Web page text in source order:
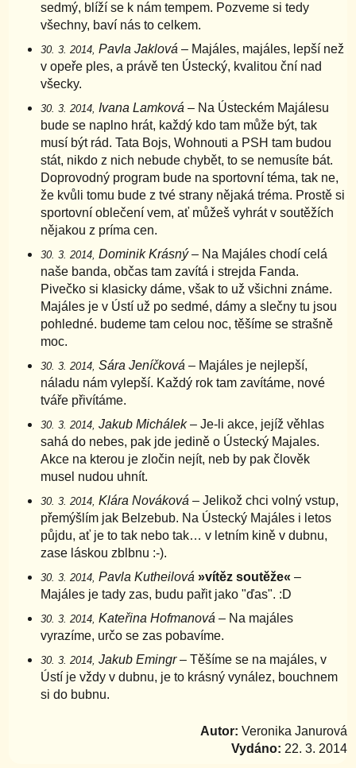
sedmý, blíží se k nám tempem. Pozveme si tedy
všechny, baví nás to celkem.
30. 3. 2014, Pavla Jaklová – Majáles, majáles, lepší než
v opeře ples, a právě ten Ústecký, kvalitou ční nad
všecky.
30. 3. 2014, Ivana Lamková – Na Ústeckém Majálesu
bude se naplno hrát, každý kdo tam může být, tak
musí být rád. Tata Bojs, Wohnouti a PSH tam budou
stát, nikdo z nich nebude chybět, to se nemusíte bát.
Doprovodný program bude na sportovní téma, tak ne,
že kvůli tomu bude z tvé strany nějaká tréma. Prostě si
sportovní oblečení vem, ať můžeš vyhrát v soutěžích
nějakou z príma cen.
30. 3. 2014, Dominik Krásný– Na Majáles chodí celá
naše banda, občas tam zavítá i strejda Fanda.
Pivečko si klasicky dáme, však to už všichni známe.
Majáles je v Ústí už po sedmé, dámy a slečny tu jsou
pohledné. budeme tam celou noc, těšíme se strašně
moc.
30. 3. 2014, Sára Jeníčková – Majáles je nejlepší,
náladu nám vylepší. Každý rok tam zavítáme, nové
tváře přivítáme.
30. 3. 2014, Jakub Michálek– Je-li akce, jejíž věhlas
sahá do nebes, pak jde jedině o Ústecký Majales.
Akce na kterou je zločin nejít, neb by pak člověk
musel nudou uhnít.
30. 3. 2014, Klára Nováková – Jelikož chci volný vstup,
přemýšlím jak Belzebub. Na Ústecký Majáles i letos
půjdu, ať je to tak nebo tak… v letním kině v dubnu,
zase láskou zblbnu :-).
30. 3. 2014, Pavla Kutheilová »vítěz soutěže« –
Majáles je tady zas, budu pařit jako "ďas". :D
30. 3. 2014, Kateřina Hofmanová – Na majáles
vyrazíme, určo se zas pobavíme.
30. 3. 2014, Jakub Emingr– Těšíme se na majáles, v
Ústí je vždy v dubnu, je to krásný vynález, bouchnem
si do bubnu.
Autor: Veronika Janurová
Vydáno: 22. 3. 2014